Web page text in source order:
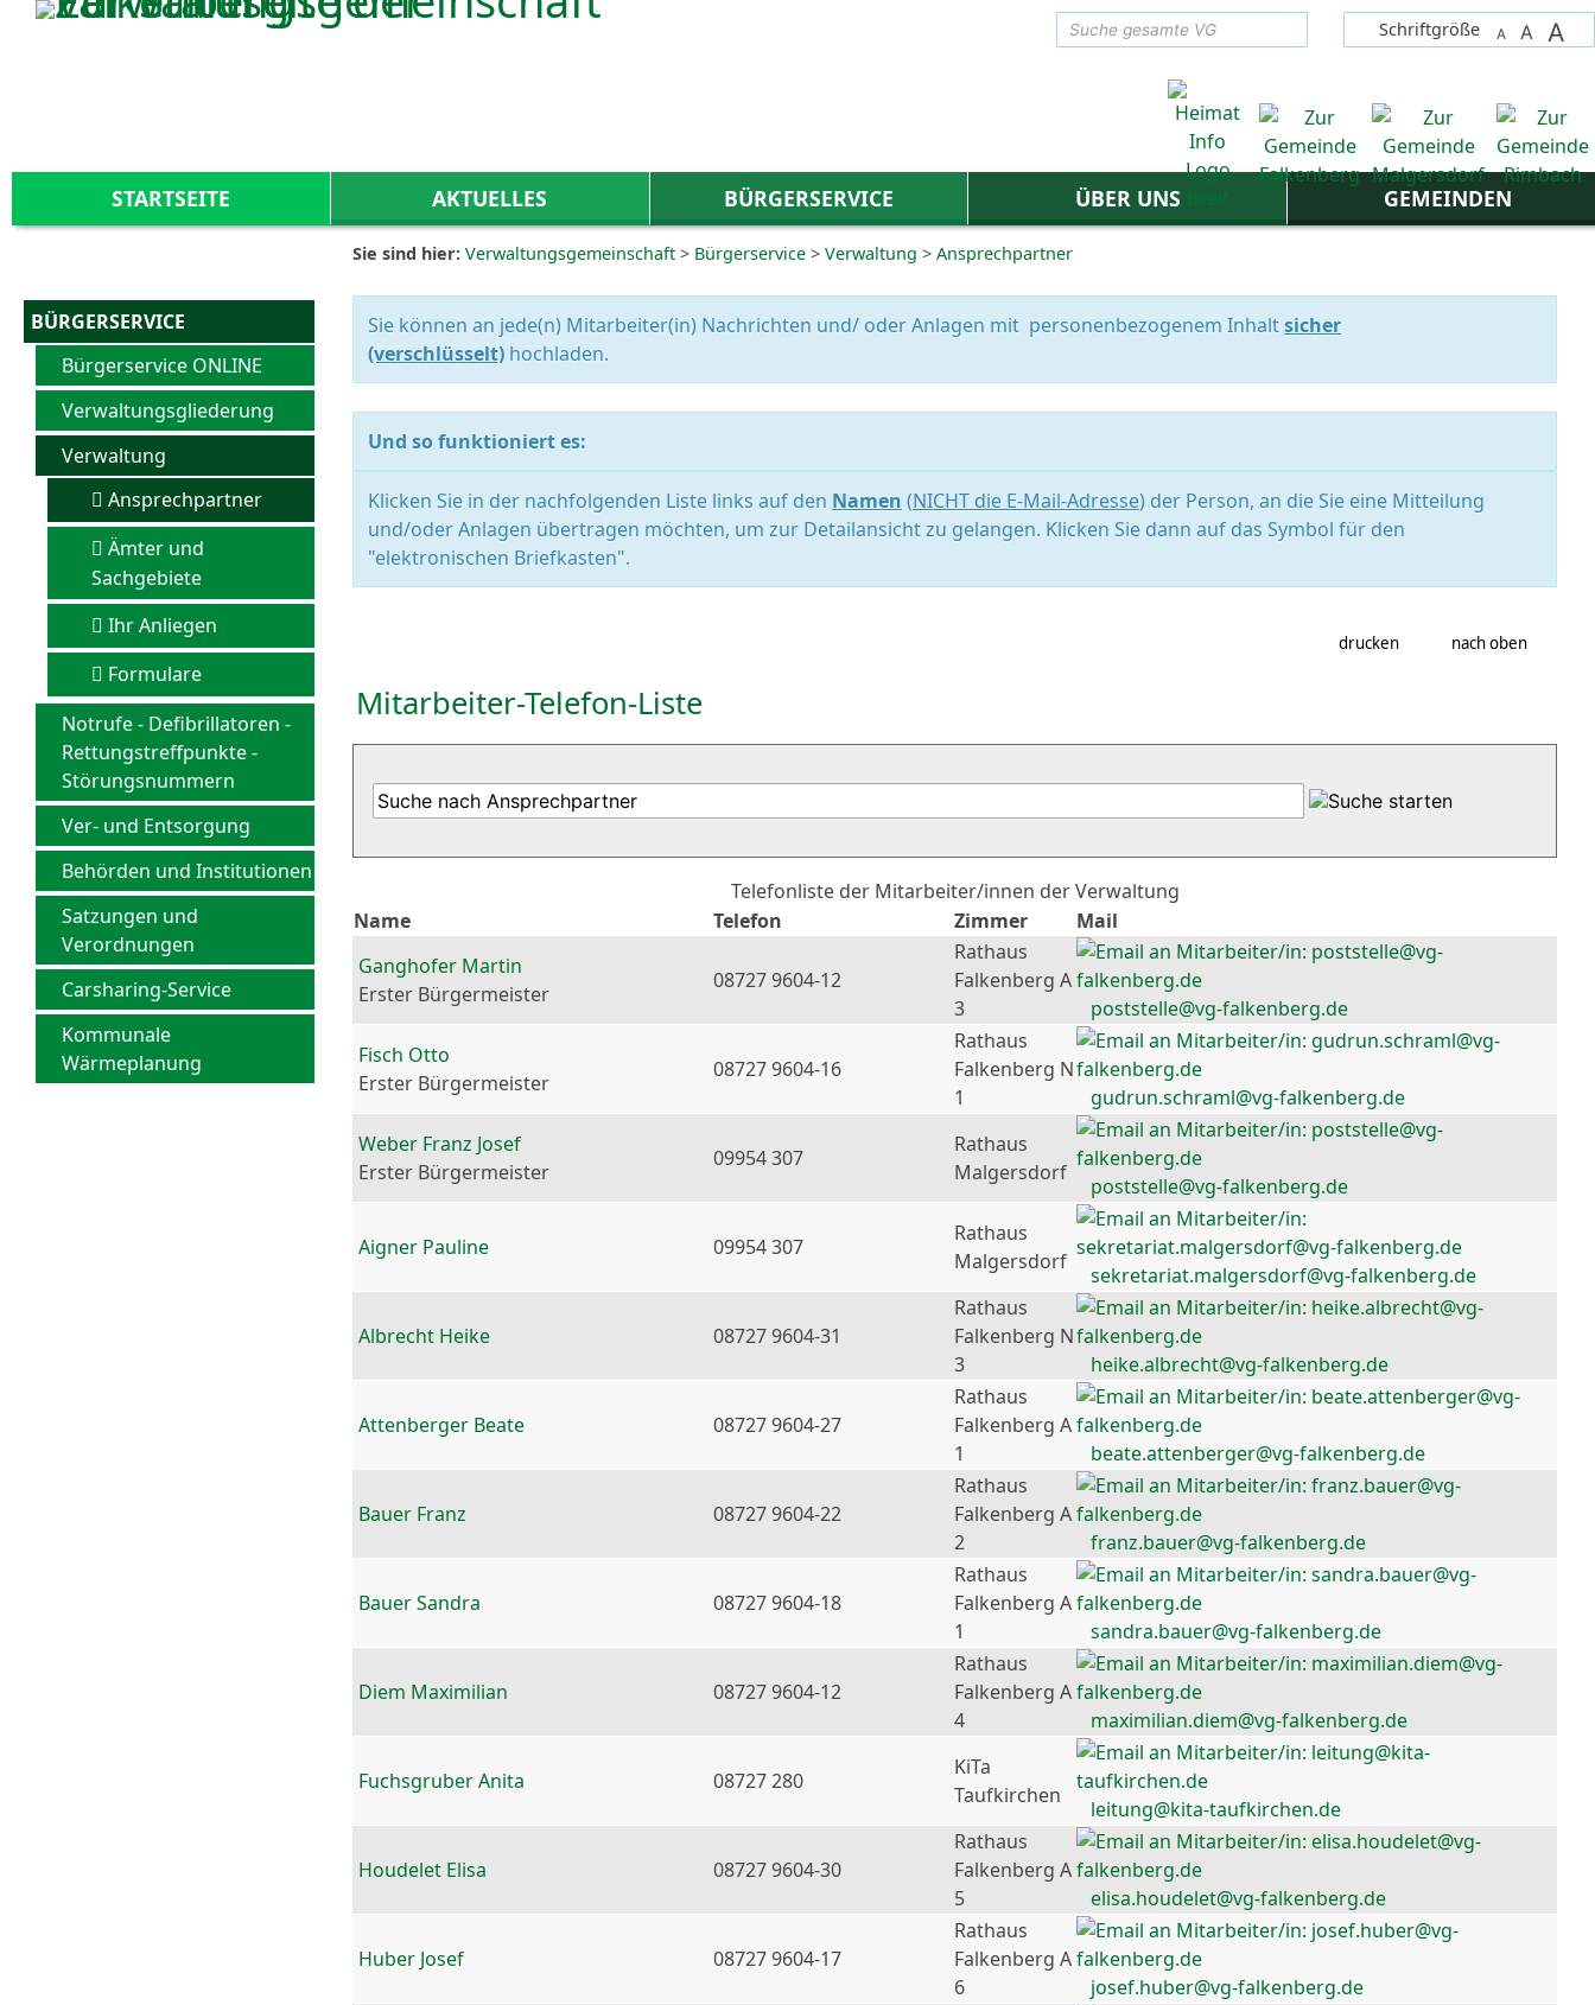
Zum Inhalt,zur Navigationoderzur Startseitespringen.
Schriftgröße A A A
STARTSEITE AKTUELLES BÜRGERSERVICE ÜBER UNS GEMEINDEN
BÜRGERSERVICE
Bürgerservice ONLINE
Verwaltungsgliederung
Verwaltung
Ansprechpartner
Ämter und
Sachgebiete
Ihr Anliegen
Formulare
Notrufe - Defibrillatoren -
Rettungstreffpunkte -
Störungsnummern
Ver- und Entsorgung
Behörden und Institutionen
Satzungen und
Verordnungen
Carsharing-Service
Kommunale
Wärmeplanung
Sie sind hier: Verwaltungsgemeinschaft > Bürgerservice > Verwaltung > Ansprechpartner
Sie können an jede(n) Mitarbeiter(in) Nachrichten und/ oder Anlagen mit personenbezogenem Inhaltsicher
(verschlüsselt) hochladen.
Und so funktioniert es:
Klicken Sie in der nachfolgenden Liste links auf den Namen (NICHT die E-Mail-Adresse) der Person, an die Sie eine Mitteilung
und/oder Anlagen übertragen möchten, um zur Detailansicht zu gelangen. Klicken Sie dann auf das Symbol für den
"elektronischen Briefkasten".
drucken nach oben
Mitarbeiter-Telefon-Liste
Telefonliste der Mitarbeiter/innen der Verwaltung
Name
Telefon Zimmer
Mail
Ganghofer Martin
Erster Bürgermeister
08727 9604-12
Rathaus
Falkenberg A
3
poststelle@vg-falkenberg.de
Fisch Otto
Erster Bürgermeister
08727 9604-16
Rathaus
Falkenberg N
1
gudrun.schraml@vg-falkenberg.de
Weber Franz Josef
Erster Bürgermeister
09954 307
Rathaus
Malgersdorf
poststelle@vg-falkenberg.de
Aigner Pauline 09954 307
Rathaus
Malgersdorf
sekretariat.malgersdorf@vg-falkenberg.de
Albrecht Heike 08727 9604-31
Rathaus
Falkenberg N
3
heike.albrecht@vg-falkenberg.de
Attenberger Beate 08727 9604-27
Rathaus
Falkenberg A
1
beate.attenberger@vg-falkenberg.de
Bauer Franz 08727 9604-22
Rathaus
Falkenberg A
2
franz.bauer@vg-falkenberg.de
Bauer Sandra 08727 9604-18
Rathaus
Falkenberg A
1
sandra.bauer@vg-falkenberg.de
Diem Maximilian 08727 9604-12
Rathaus
Falkenberg A
4
maximilian.diem@vg-falkenberg.de
Fuchsgruber Anita 08727 280
KiTa
Taufkirchen
leitung@kita-taufkirchen.de
Houdelet Elisa 08727 9604-30
Rathaus
Falkenberg A
5
elisa.houdelet@vg-falkenberg.de
Huber Josef 08727 9604-17
Rathaus
Falkenberg A
6
josef.huber@vg-falkenberg.de